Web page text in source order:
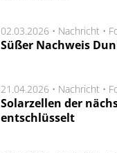
02.03.2026 • Nachricht •
Süßer Nachweis
21.04.2026 • Nachricht •
Solarzellen der
entschlüsselt